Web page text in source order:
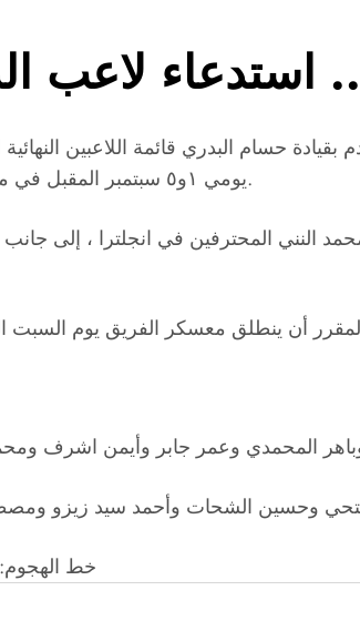
استدعاء لاعب
حسام البدري قائمة اللاعبين
يومي ١و٥ سبتمبر المقبل في منافسات الجولتين الأولى والثانية للتصفيات الأفريقية المؤهلة لكأس العالم بقطر.
صلاح ومحمد النني المحترفين في
المحمدي وعمر جابر وأيمن اشرف
وحسين الشحات وأحمد سيد زيزو
خط